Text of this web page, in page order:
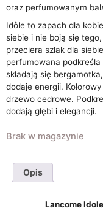
oraz perfumowanym
Idôle to zapach dla
siebie i nie boją się
przeciera szlak dla
perfumowana
składają się
dodaje energii.
drzewo cedrowe.
dodają głębi i elegancji.
Brak w magazynie
Opis
Lancome